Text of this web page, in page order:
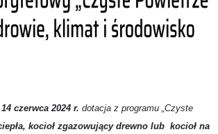
czerwca 2024 r. dotacja z programu „Czyste
kocioł zgazowujący drewno lub kocioł na